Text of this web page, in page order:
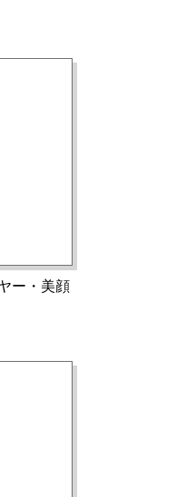
ー・美顔